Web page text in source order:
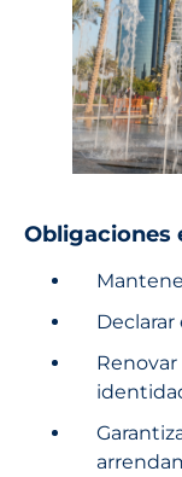
Obligaciones
Declarar